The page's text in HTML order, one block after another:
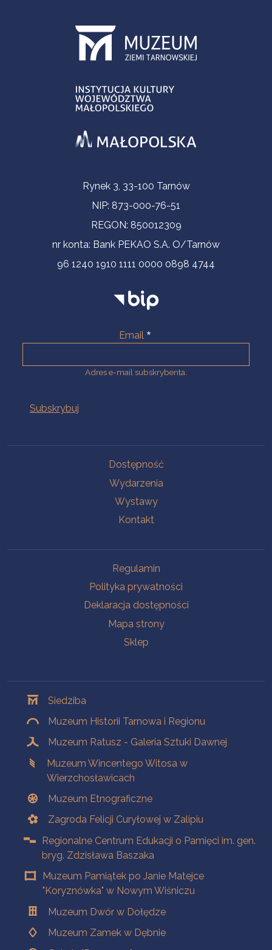
Informacje kontaktoweRynek 3, 33-100 Tarnów
NIP: 873-000-76-51
REGON: 850012309
nr konta: Bank PEKAO S.A. O/Tarnów
96 1240 1910 1111 0000 0898 4744
Email
Adres e-mail subskrybenta.
Dostępność
Wydarzenia
Wystawy
Kontakt
Regulamin
Polityka prywatności
Deklaracja dostępności
Mapa strony
Sklep
Siedziba
Muzeum Historii Tarnowa i Regionu
Muzeum Ratusz - Galeria Sztuki Dawnej
Muzeum Wincentego Witosa w
Wierzchosławicach
Muzeum Etnograficzne
Zagroda Felicji Curyłowej w Zalipiu
Regionalne Centrum Edukacji o Pamięci im. gen.
bryg. Zdzisława Baszaka
Muzeum Pamiątek po Janie Matejce
"Koryznówka" w Nowym Wiśniczu
Muzeum Dwór w Dołędze
Muzeum Zamek w Dębnie